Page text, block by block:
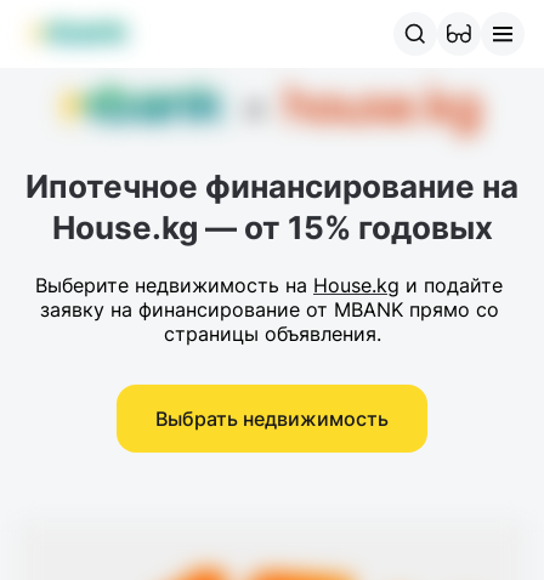
Продукты MBANK
Ипотечное финансирование на
House.kg — от 15% годовых
Выберите недвижимость на House.kg и подайте
заявку на финансирование от MBANK прямо со
страницы объявления.
Выбрать недвижимость